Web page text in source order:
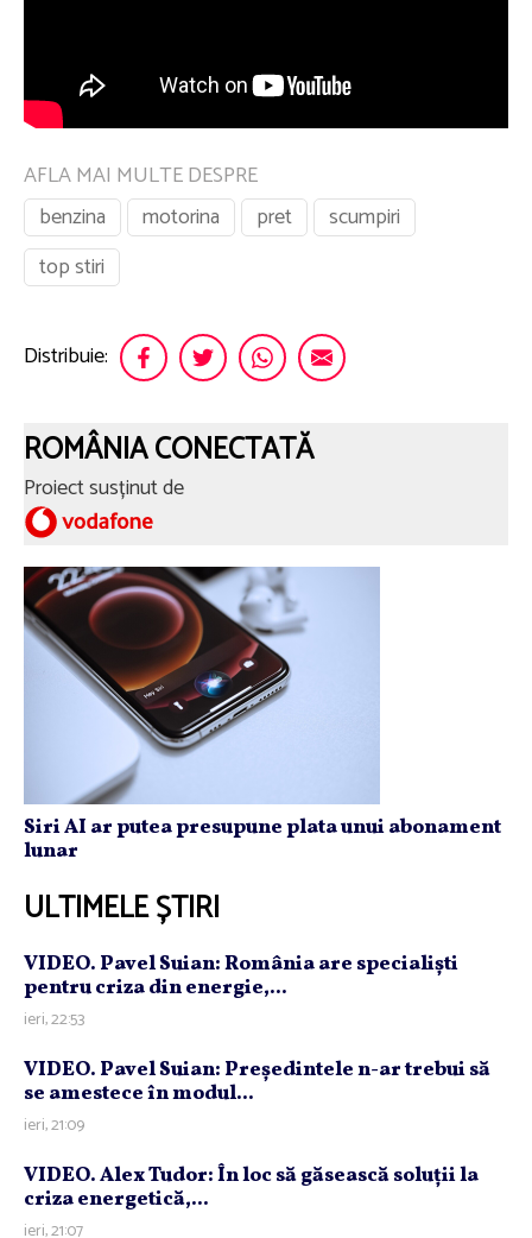
AFLA MAI MULTE DESPRE
benzina
motorina pret
scumpiri
top stiri
Distribuie:
ROMÂNIA CONECTATĂ
Proiect susținut de
Siri AI ar putea presupune plata unui abonament
lunar
ULTIMELE ȘTIRI
VIDEO. Pavel Suian: România are specialişti
pentru criza din energie,...
ieri, 22:53
VIDEO. Pavel Suian: Preşedintele n-ar trebui să
se amestece în modul...
ieri, 21:09
VIDEO. Alex Tudor: În loc să găsească soluţii la
criza energetică,...
ieri, 21:07